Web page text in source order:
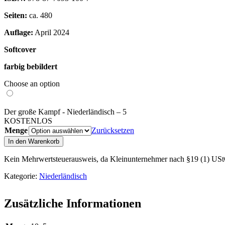
Seiten: ca. 480
Auflage: April 2024
Softcover
farbig bebildert
Choose an option
Der große Kampf - Niederländisch – 5
KOSTENLOS
Menge
Zurücksetzen
Der
große
Kampf
Niederländisch
In den Warenkorb
Kein Mehrwertsteuerausweis, da Kleinunternehmer nach §19 (1)
Kategorie: Niederländisch
Zusätzliche Informationen